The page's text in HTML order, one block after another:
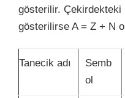
gösterilir. Çekirdekteki
gösterilirse A = Z + N
Tanecik adı
Semb
ol